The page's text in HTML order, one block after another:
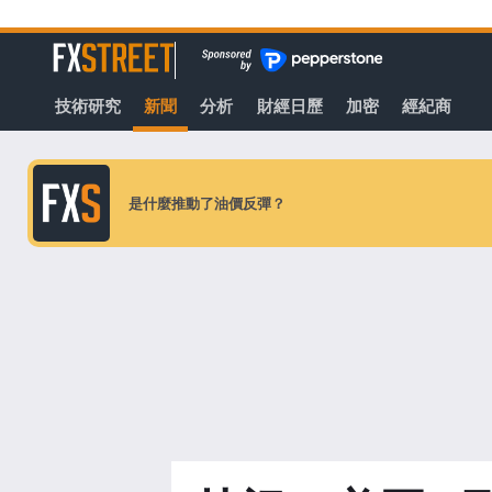
至
容
FXStreet
技術研究 新聞 分析 財經日歷 加密 經紀商
是什麼推動了油價反彈？